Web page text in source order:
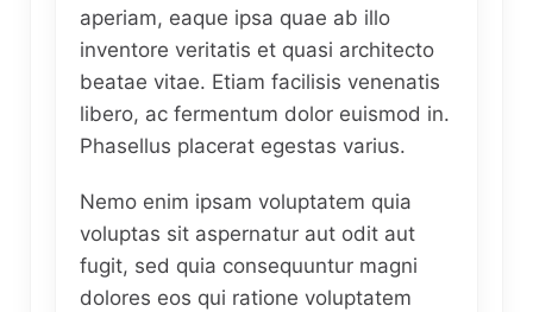
aperiam, eaque ipsa quae ab illo
inventore veritatis et quasi architecto
beatae vitae. Etiam facilisis venenatis
libero, ac fermentum dolor euismod in.
Phasellus placerat egestas varius.
Nemo enim ipsam voluptatem quia
voluptas sit aspernatur aut odit aut
fugit, sed quia consequuntur magni
dolores eos qui ratione voluptatem